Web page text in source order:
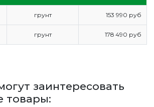
грунт 153 990 руб
грунт 178 490 руб
заинтересовать
товары: